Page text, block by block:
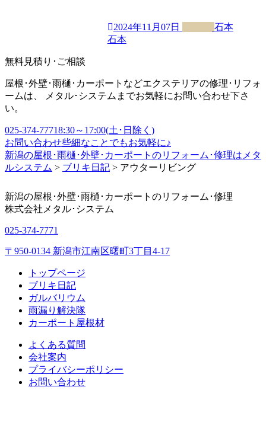
2024年11月07日
石本
石本
無料見積り･ご相談
屋根･外壁･雨樋･カーポートなどエクステリアの修理･リフォ
ームは、 メタル･システムまでお気軽にお問い合わせ下さ
い。
025-374-77718:30～17:00(土･日除く)
お問い合わせ些細なことでもお気軽に♪
新潟の屋根･雨樋･外壁･カーポートのリフォーム･修理はメタ
ルシステム > ブリキ日記 > アウターリビング
新潟の屋根･外壁･雨樋･カーポートのリフォーム･修理
株式会社メタル･システム
025-374-7771
〒950-0134 新潟市江南区曙町3丁目4-17
トップページ
ブリキ日記
ガルバリウム
雨漏り解決隊
カーポート屋根材
よくある質問
会社案内
プライバシーポリシー
お問い合わせ